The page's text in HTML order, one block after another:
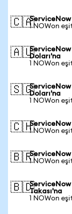
🇨🇦ServiceNow
1 NOWon
🇦🇺Doları'na
1 NOWon
🇸🇬Doları'na
1 NOWon
🇨🇭ServiceNow
1 NOWon
🇧🇷1 NOWon
🇧🇩Takası'na
1 NOWon